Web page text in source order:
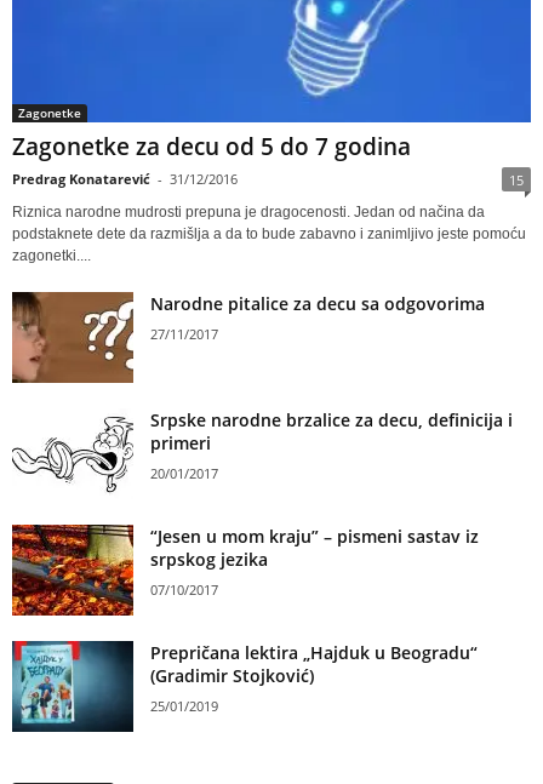
Zagonetke
Zagonetke za decu od 5 do 7 godina
Predrag Konatarević - 31/12/2016 15
Riznica narodne mudrosti prepuna je dragocenosti. Jedan od načina da
podstaknete dete da razmišlja a da to bude zabavno i zanimljivo jeste pomoću
zagonetki....
Narodne pitalice za decu sa odgovorima
27/11/2017
Srpske narodne brzalice za decu, definicija i
primeri
20/01/2017
“Jesen u mom kraju” – pismeni sastav iz
srpskog jezika
07/10/2017
Prepričana lektira „Hajduk u Beogradu“
(Gradimir Stojković)
25/01/2019